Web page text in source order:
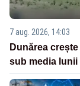
7 aug. 2026, 14:03
Dunărea
sub media